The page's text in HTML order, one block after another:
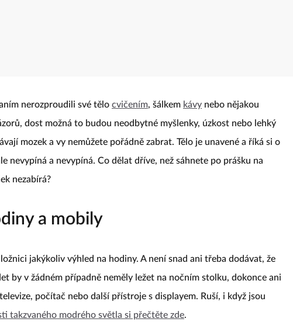
nerozproudili své tělo cvičením, šálkem kávy nebo nějakou
dost možná to budou neodbytné myšlenky, úzkost nebo lehký
mozek a vy nemůžete pořádně zabrat. Tělo je unavené a říká si o
nevypíná a nevypíná. Co dělat dříve, než sáhnete po prášku na
nezabírá?
a mobily
jakýkoliv výhled na hodiny. A není snad ani třeba dodávat, že
by v žádném případně neměly ležet na nočním stolku, dokonce ani
počítač nebo další přístroje s displayem. Ruší, i když jsou
takzvaného modrého světla si přečtěte zde.